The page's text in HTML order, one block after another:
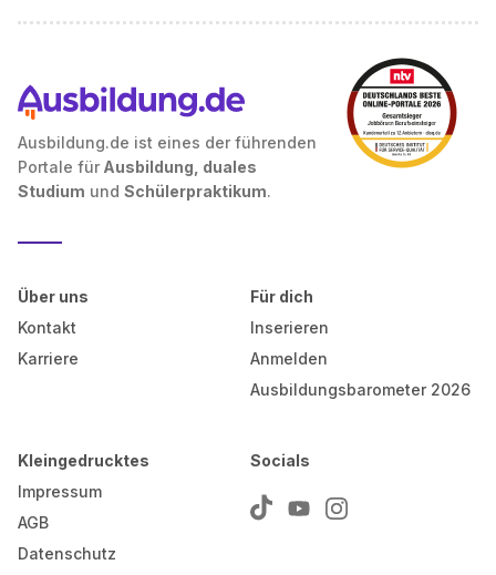
Ausbildung.de ist eines der führenden
Portale für Ausbildung, duales
Studium und Schülerpraktikum.
Über uns
Kontakt
Karriere
Für dich
Inserieren
Anmelden
Ausbildungsbarometer 2026
Kleingedrucktes
Impressum
AGB
Datenschutz
Socials